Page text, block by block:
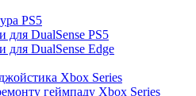
PS5
для DualSense PS5
для DualSense Edge
Xbox Series
геймпаду Xbox Series